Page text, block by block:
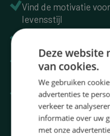
Vind de motivatie
levensstijl
Ontvang
kennis praktisch toe
Deel je ervaring met
met
Deze website
van cookies.
We gebruiken
advertenties te
verkeer te
informatie over uw
met onze